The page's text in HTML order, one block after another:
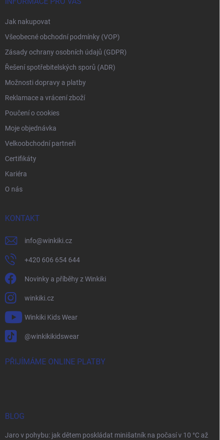
Jak nakupovat
Všeobecné obchodní podmínky (VOP)
Zásady ochrany osobních údajů (GDPR)
Řešení spotřebitelských sporů (ADR)
Možnosti dopravy a platby
Reklamace a vrácení zboží
Poučení o cookies
Moje objednávka
Velkoobchodní partneři
Certifikáty
Kariéra
O nás
KONTAKT
info@winkiki.cz
+420 606 654 644
Novinky a příběhy z Winkiki
winkiki.cz
Winkiki Kids Wear
@winkikikidswear
PŘIJÍMÁME ONLINE PLATBY
BLOG
Jaro v pohybu: jak dětem poskládat minišatník na počasí v 10 °C až